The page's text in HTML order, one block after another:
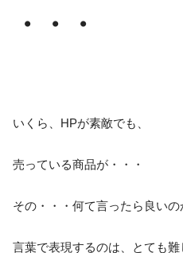
・・・
いくら、HPが素敵でも、
売っている商品が・・・
その・・・何て言ったら良いの
言葉で表現するのは、とても難